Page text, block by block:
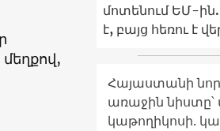
մոտենում ԵՄ-ին.
է, բայց հեռու է
Հայաստանի
առաջին
կաթողիկոսի.